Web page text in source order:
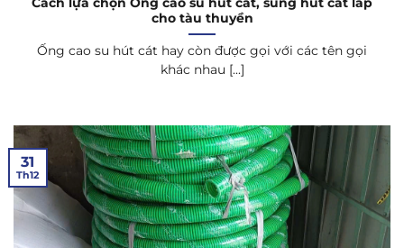
Cách lựa chọn Ống cao su hút cát, sùng hút cát lắp
cho tàu thuyền
Ống cao su hút cát hay còn được gọi với các tên gọi
khác nhau [...]
31
Th12